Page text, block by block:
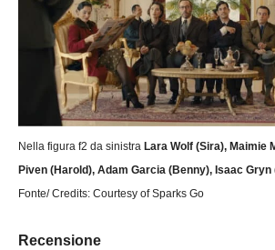
Nella figura f2 da sinistra Lara Wolf (Sira), Maimie
Piven (Harold), Adam Garcia (Benny), Isaac Gryn
Fonte/ Credits: Courtesy of Sparks Go
Recensione